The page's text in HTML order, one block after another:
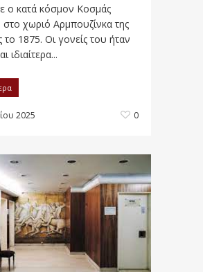
ο κατά κόσμον Κοσμάς
στο χωριό Αρμπουζίνκα της
1875. Οι γονείς του ήταν
ιδιαίτερα...
2025 0